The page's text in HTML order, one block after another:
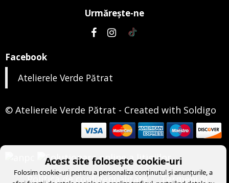
Urmăreşte-ne
Facebook
Atelierele Verde Pătrat
© Atelierele Verde Pătrat - Created with Soldigo
Politica de confidenţialitate Termeni şi
Acest site folosește cookie-uri
Folosim cookie-uri pentru a personaliza conținutul și anunțurile, a